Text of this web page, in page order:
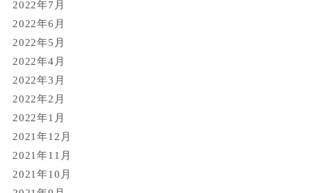
2022年7月
2022年6月
2022年5月
2022年4月
2022年3月
2022年2月
2022年1月
2021年12月
2021年11月
2021年10月